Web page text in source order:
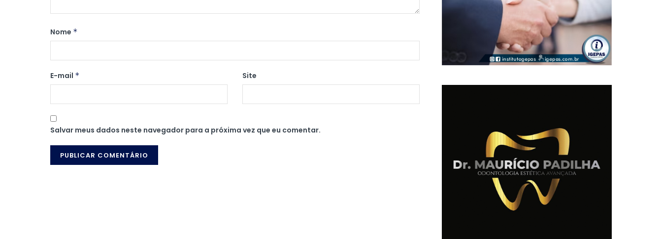
Nome *
E-mail * Site
Salvar meus dados neste navegador para a próxima vez que eu comentar.